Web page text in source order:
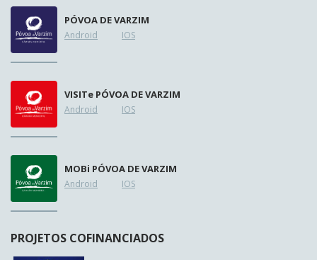
PÓVOA DE VARZIM
Android IOS
VISITe PÓVOA DE VARZIM
Android IOS
MOBi PÓVOA DE VARZIM
Android IOS
PROJETOS COFINANCIADOS